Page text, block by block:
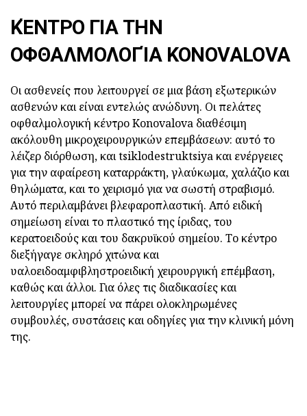
ΚΈΝΤΡΟ ΓΙΑ ΤΗΝ
ΟΦΘΑΛΜΟΛΟΓΊΑ KONOVALOVA
Οι ασθενείς που λειτουργεί σε μια βάση εξωτερικών
ασθενών και είναι εντελώς ανώδυνη. Οι πελάτες
οφθαλμολογική κέντρο Konovalova διαθέσιμη
ακόλουθη μικροχειρουργικών επεμβάσεων: αυτό το
λέιζερ διόρθωση, και tsiklodestruktsiya και ενέργειες
για την αφαίρεση καταρράκτη, γλαύκωμα, χαλάζιο και
θηλώματα, και το χειρισμό για να σωστή στραβισμό.
Αυτό περιλαμβάνει βλεφαροπλαστική. Από ειδική
σημείωση είναι το πλαστικό της ίριδας, του
κερατοειδούς και του δακρυϊκού σημείου. Το κέντρο
διεξήγαγε σκληρό χιτώνα και
υαλοειδοαμφιβληστροειδική χειρουργική επέμβαση,
καθώς και άλλοι. Για όλες τις διαδικασίες και
λειτουργίες μπορεί να πάρει ολοκληρωμένες
συμβουλές, συστάσεις και οδηγίες για την κλινική μόνη
της.